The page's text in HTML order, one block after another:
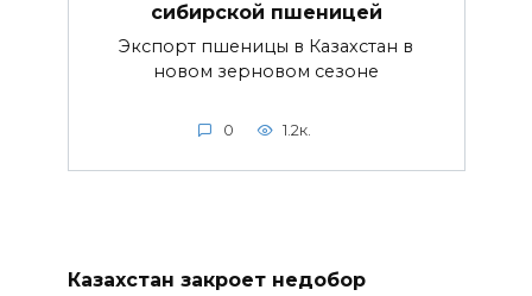
сибирской пшеницей
Экспорт пшеницы в Казахстан в
новом зерновом сезоне
0 1.2к.
Казахстан закроет недобор